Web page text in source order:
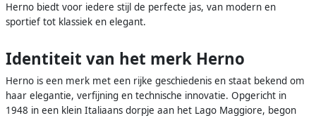
Herno biedt voor iedere stijl de perfecte jas, van modern en
sportief tot klassiek en elegant.
Identiteit van het merk Herno
Herno is een merk met een rijke geschiedenis en staat bekend om
haar elegantie, verfijning en technische innovatie. Opgericht in
1948 in een klein Italiaans dorpje aan het Lago Maggiore, begon